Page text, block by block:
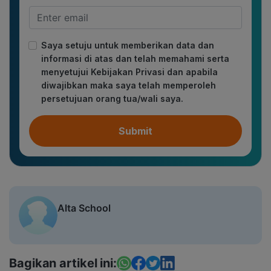
Saya setuju untuk memberikan data dan
informasi di atas dan telah memahami serta
menyetujui Kebijakan Privasi dan apabila
diwajibkan maka saya telah memperoleh
persetujuan orang tua/wali saya.
Submit
Alta School
Bagikan artikel ini: